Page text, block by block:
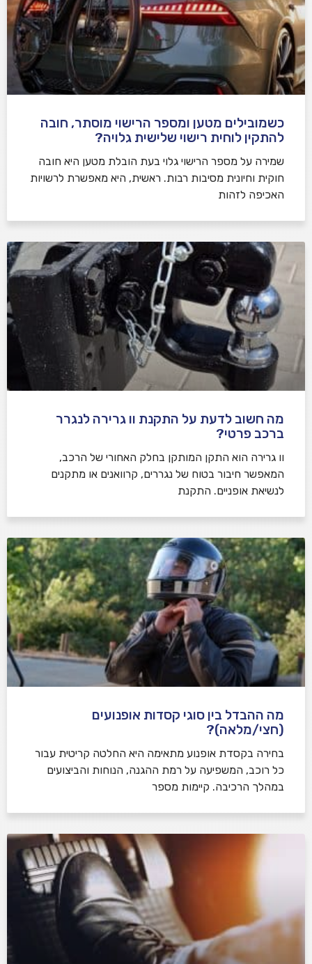
כשמובילים מטען ומספר הרישוי מוסתר, חובה
להתקין לוחית רישוי שלישית גלויה?
שמירה על מספר הרישוי גלוי בעת הובלת מטען היא חובה
חוקית וחיונית מסיבות רבות. ראשית, היא מאפשרת לרשויות
האכיפה לזהות
מה חשוב לדעת על התקנת וו גרירה לנגרר
ברכב פרטי?
וו גרירה הוא התקן המותקן בחלק האחורי של הרכב,
המאפשר חיבור בטוח של נגררים, קרוואנים או מתקנים
לנשיאת אופניים. התקנת
מה ההבדל בין סוגי קסדות אופנועים
(חצי/מלאה)?
בחירה בקסדת אופנוע מתאימה היא החלטה קריטית עבור
כל רוכב, המשפיעה על רמת ההגנה, הנוחות והביצועים
במהלך הרכיבה. קיימות מספר